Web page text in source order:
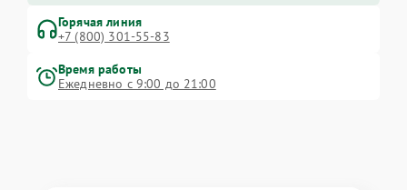
Горячая линия
+7 (800) 301-55-83
Время работы
Ежедневно с 9:00 до 21:00